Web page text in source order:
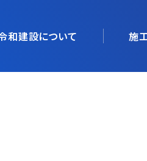
和建設について 施